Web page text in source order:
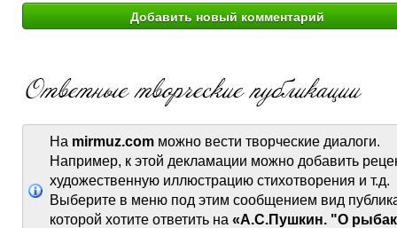
На mirmuz.com можно вести творческие диалоги.
Например, к этой декламации можно добавить
художественную иллюстрацию стихотворения и т.д.
Выберите в меню под этим сообщением вид
которой хотите ответить на «А.С.Пушкин. "О